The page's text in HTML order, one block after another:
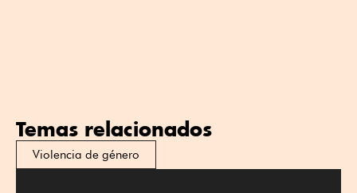
Temas relacionados
Violencia de género